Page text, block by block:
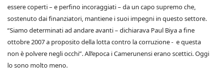
essere coperti – e perfino incoraggiati – da un capo supremo che,
sostenuto dai finanziatori, mantiene i suoi impegni in questo settore.
“Siamo determinati ad andare avanti – dichiarava Paul Biya a fine
ottobre 2007 a proposito della lotta contro la corruzione - e questa
non è polvere negli occhi”. All’epoca i Camerunensi erano scettici. Oggi
lo sono molto meno.